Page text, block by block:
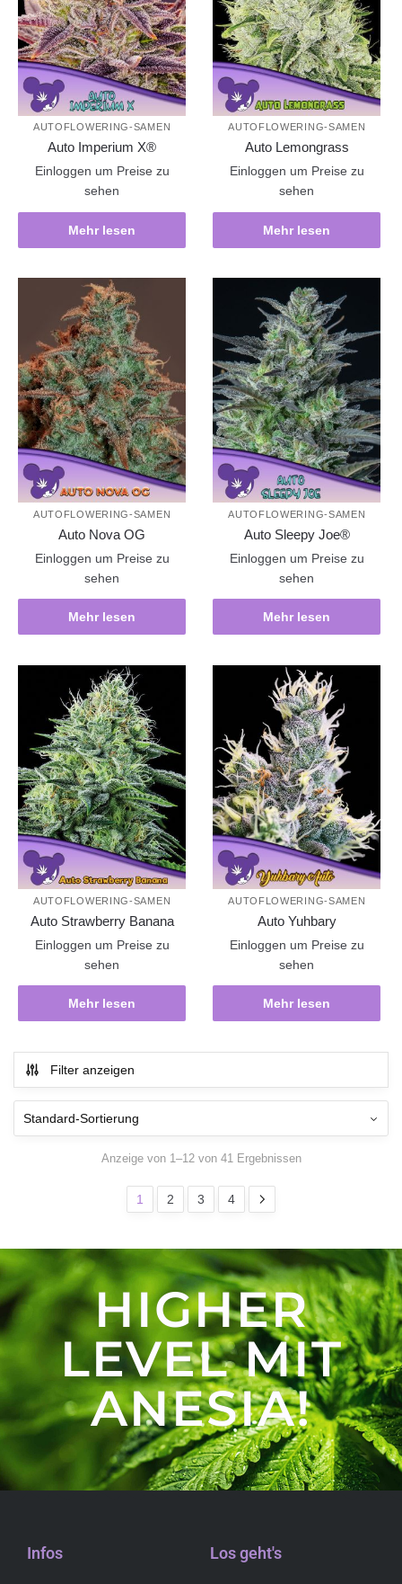
AUTOFLOWERING-SAMEN
Auto Imperium X®
Einloggen um Preise zu
sehen
Mehr lesen
AUTOFLOWERING-SAMEN
Auto Lemongrass
Einloggen um Preise zu
sehen
Mehr lesen
AUTOFLOWERING-SAMEN
Auto Nova OG
Einloggen um Preise zu
sehen
Mehr lesen
AUTOFLOWERING-SAMEN
Auto Sleepy Joe®
Einloggen um Preise zu
sehen
Mehr lesen
AUTOFLOWERING-SAMEN
Auto Strawberry Banana
Einloggen um Preise zu
sehen
Mehr lesen
AUTOFLOWERING-SAMEN
Auto Yuhbary
Einloggen um Preise zu
sehen
Mehr lesen
Filter anzeigen
Anzeige von 1–12 von 41 Ergebnissen
1 2 3 4
HIGHER
LEVEL MIT
ANESIA!
Infos Los geht's